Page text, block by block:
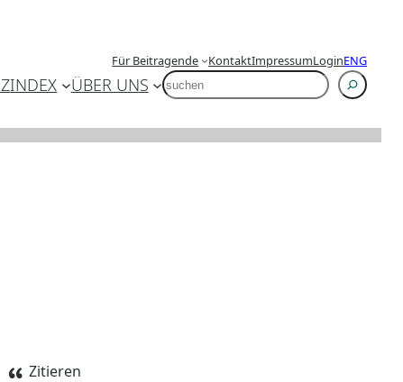
Für Beitragende KontaktImpressumLoginENG
INDEX ÜBER UNS SUCHEN
Zitieren